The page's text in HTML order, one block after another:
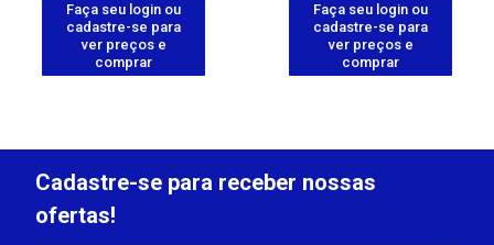
Faça seu login ou
cadastre-se para
ver preços e
comprar
Faça seu login ou
cadastre-se para
ver preços e
comprar
Cadastre-se para receber nossas
ofertas!